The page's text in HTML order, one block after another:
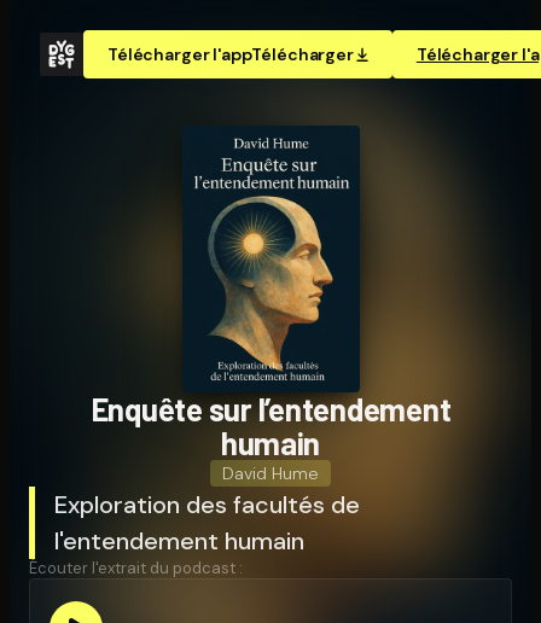
Télécharger l'appTélécharger Télécharger
Ouvre l'app Appareil photo, pointe sur le code. C'est gratuit à
Enquête sur l’entendement
humain
David Hume
Exploration des facultés de
l'entendement humain
Écouter l'extrait du podcast :